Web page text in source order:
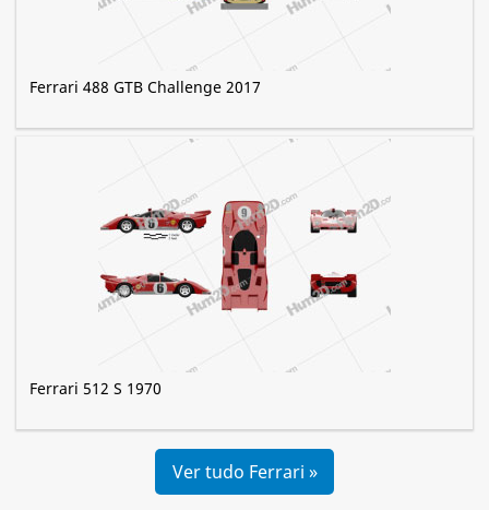
Ferrari 488 GTB Challenge 2017
Ferrari 512 S 1970
Ver tudo Ferrari »